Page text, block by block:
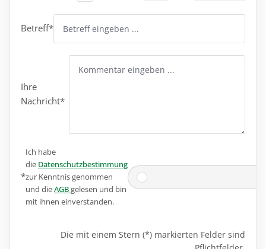
Betreff*
Ihre
Nachricht*
*
Ich habe
die Datenschutzbestimmung
zur Kenntnis genommen
und dieAGBgelesen und bin
mit ihnen einverstanden.
Die mit einem Stern (*) markierten Felder sind